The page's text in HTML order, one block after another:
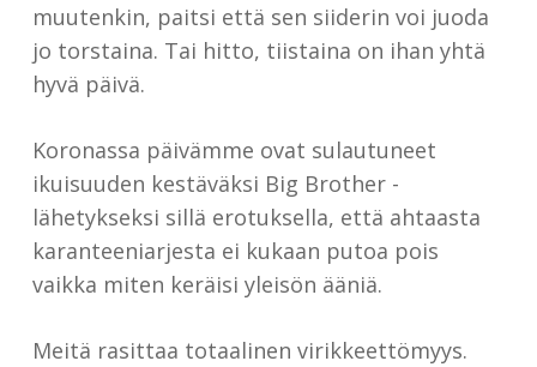
muutenkin, paitsi että sen siiderin voi juoda
jo torstaina. Tai hitto, tiistaina on ihan yhtä
hyvä päivä.
Koronassa päivämme ovat sulautuneet
ikuisuuden kestäväksi Big Brother -
lähetykseksi sillä erotuksella, että ahtaasta
karanteeniarjesta ei kukaan putoa pois
vaikka miten keräisi yleisön ääniä.
Meitä rasittaa totaalinen virikkeettömyys.